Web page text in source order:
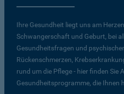
Ihre Gesundheit liegt uns am
Schwangerschaft und Geburt, bei
Gesundheitsfragen und
Rückenschmerzen,
rund um die Pflege - hier finden Sie
Gesundheitsprogramme, die Ihnen